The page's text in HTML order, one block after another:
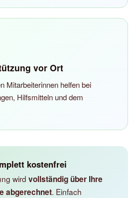
vor Ort
Mitarbeiterinnen helfen bei
Hilfsmitteln und dem
kostenfrei
wird vollständig über Ihre
abgerechnet. Einfach